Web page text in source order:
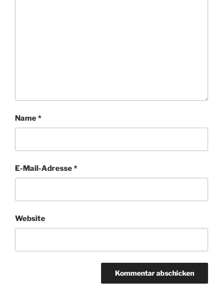
Name*
E-Mail-Adresse*
Website